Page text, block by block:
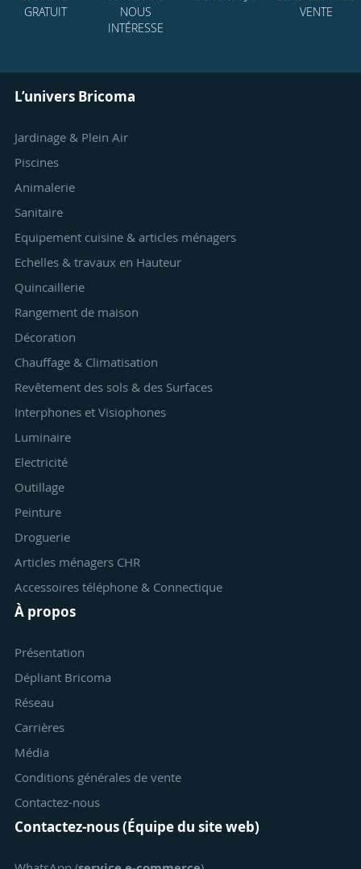
GRATUIT
NOUS
INTÉRESSE
VENTE
L’univers Bricoma
Jardinage & Plein Air
Piscines
Animalerie
Sanitaire
Equipement cuisine & articles ménagers
Echelles & travaux en Hauteur
Quincaillerie
Rangement de maison
Décoration
Chauffage & Climatisation
Revêtement des sols & des Surfaces
Interphones et Visiophones
Luminaire
Electricité
Outillage
Peinture
Droguerie
Articles ménagers CHR
Accessoires téléphone & Connectique
À propos
Présentation
Dépliant Bricoma
Réseau
Carrières
Média
Conditions générales de vente
Contactez-nous
Contactez-nous (Équipe du site web)